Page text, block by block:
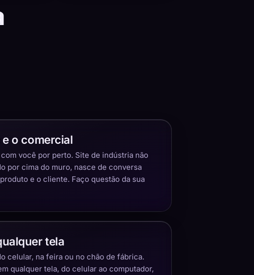
o comercial
você por perto. Site de indústria não
por cima do muro, nasce de conversa
e o cliente. Faço questão da sua
tela
celular, na feira ou no chão de fábrica.
qualquer tela, do celular ao computador,